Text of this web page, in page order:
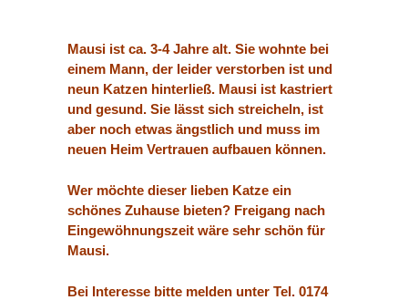
Mausi ist ca. 3-4 Jahre alt. Sie wohnte bei
einem Mann, der leider verstorben ist und
neun Katzen hinterließ. Mausi ist kastriert
und gesund. Sie lässt sich streicheln, ist
aber noch etwas ängstlich und muss im
neuen Heim Vertrauen aufbauen können.
Wer möchte dieser lieben Katze ein
schönes Zuhause bieten? Freigang nach
Eingewöhnungszeit wäre sehr schön für
Mausi.
Bei Interesse bitte melden unter Tel. 0174